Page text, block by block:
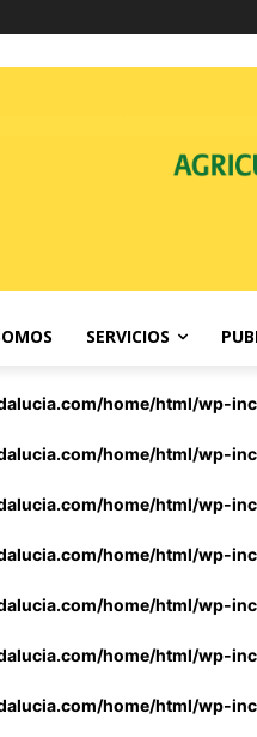
SERVICIOS
home/html/wp-
home/html/wp-
home/html/wp-
home/html/wp-
home/html/wp-
home/html/wp-
home/html/wp-